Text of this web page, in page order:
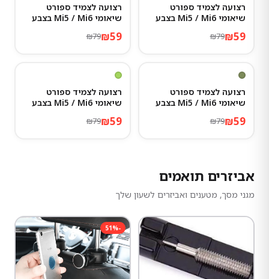
רצועה לצמיד ספורט
שיאומי Mi5 / Mi6 בצבע
₪59
₪79
רצועה לצמיד ספורט
שיאומי Mi5 / Mi6 בצבע
₪59
₪79
-
%
רצועה לצמיד ספורט
שיאומי Mi5 / Mi6 בצבע
₪59
₪79
-
%
רצועה לצמיד ספורט
שיאומי Mi5 / Mi6 בצבע
₪59
₪79
אביזרים תואמים
מגני מסך, מטענים ואביזרים לשעון שלך
-
51%